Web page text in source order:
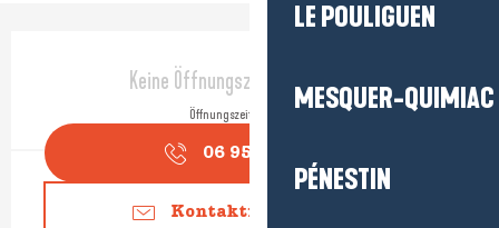
LE POULIGUEN
MESQUER-QUIMIAC
PÉNESTIN
Öffnungszeiten & Kontaktdaten
Keine Öffnungszeiten hinterlegt
Öffnungszeiten ansehen
06 95 28 25
Kontaktieren Sie uns